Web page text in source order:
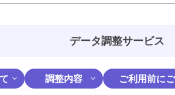
データ調整サービス
調整内容 ご利用前に